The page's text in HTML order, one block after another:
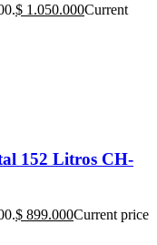
$ 1.050.000Current
152 Litros CH-
$ 899.000Current price